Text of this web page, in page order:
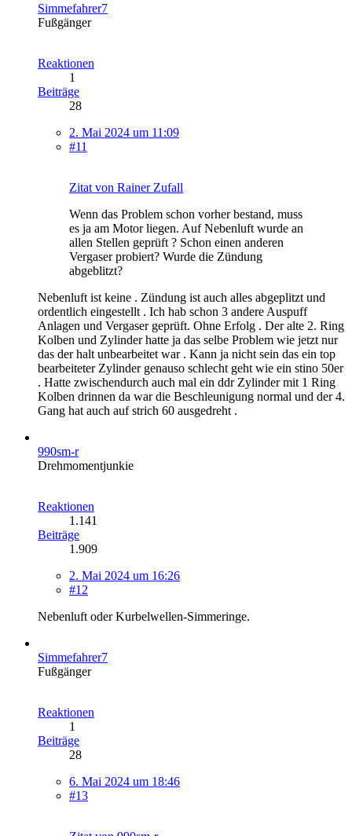
Simmefahrer7
Fußgänger
Reaktionen
1
Beiträge
28
2. Mai 2024 um 11:09
#11
Zitat von Rainer Zufall
Wenn das Problem schon vorher bestand, muss
es ja am Motor liegen. Auf Nebenluft wurde an
allen Stellen geprüft ? Schon einen anderen
Vergaser probiert? Wurde die Zündung
abgeblitzt?
Nebenluft ist keine . Zündung ist auch alles abgeplitzt und
ordentlich eingestellt . Ich hab schon 3 andere Auspuff
Anlagen und Vergaser geprüft. Ohne Erfolg . Der alte 2. Ring
Kolben und Zylinder hatte ja das selbe Problem wie jetzt nur
das der halt unbearbeitet war . Kann ja nicht sein das ein top
bearbeiteter Zylinder genauso schlecht geht wie ein stino 50er
. Hatte zwischendurch auch mal ein ddr Zylinder mit 1 Ring
Kolben drinnen da war die Beschleunigung normal und der 4.
Gang hat auch auf strich 60 ausgedreht .
990sm-r
Drehmomentjunkie
Reaktionen
1.141
Beiträge
1.909
2. Mai 2024 um 16:26
#12
Nebenluft oder Kurbelwellen-Simmeringe.
Simmefahrer7
Fußgänger
Reaktionen
1
Beiträge
28
6. Mai 2024 um 18:46
#13